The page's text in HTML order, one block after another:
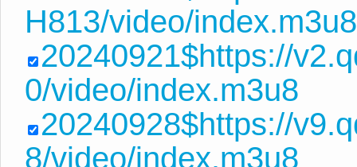
H813/video/index.m3u8
20240921$https://
0/video/index.m3u8
20240928$https://
8/video/index.m3u8